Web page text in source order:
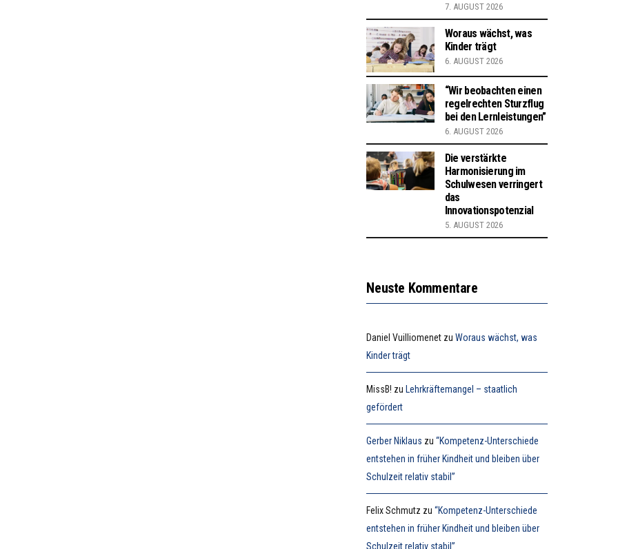
7. AUGUST 2026
Woraus wächst, was
Kinder trägt
6. AUGUST 2026
“Wir beobachten einen
regelrechten Sturzflug
bei den Lernleistungen”
6. AUGUST 2026
Die verstärkte
Harmonisierung im
Schulwesen verringert
das
Innovationspotenzial
5. AUGUST 2026
Neuste Kommentare
Daniel Vuilliomenet zuWoraus wächst, was
Kinder trägt
MissB! zu Lehrkräftemangel – staatlich
gefördert
Gerber Niklaus zu“Kompetenz-Unterschiede
entstehen in früher Kindheit und bleiben über
Schulzeit relativ stabil”
Felix Schmutz zu“Kompetenz-Unterschiede
entstehen in früher Kindheit und bleiben über
Schulzeit relativ stabil”